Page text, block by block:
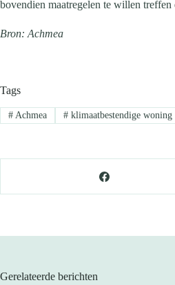
bovendien maatregelen te willen
Bron: Achmea
Tags
#Achmea #klimaatbestendige woning
Gerelateerde berichten